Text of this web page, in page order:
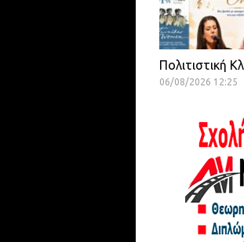
Πολιτιστική
06/08/2026 12:25